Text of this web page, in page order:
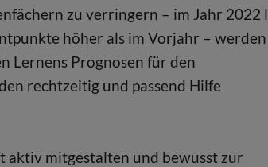
zu verringern – im Jahr 2022
höher als im Vorjahr – werden
Lernens Prognosen für den
rechtzeitig und passend Hilfe
aktiv mitgestalten und bewusst zur